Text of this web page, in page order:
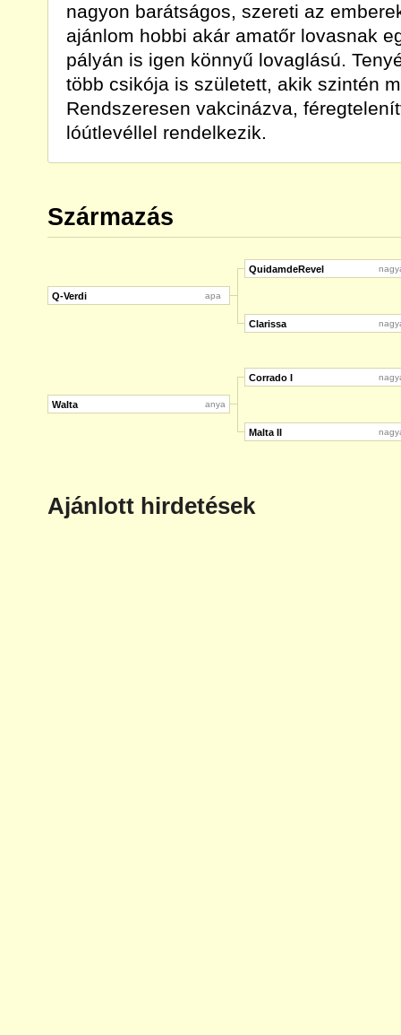
nagyon barátságos, szereti az
ajánlom hobbi akár amatőr lovasnak
pályán is igen könnyű lovaglású.
több csikója is született, akik szintén
Rendszeresen vakcinázva,
lóútlevéllel rendelkezik.
Származás
Q-Verdi apa
Walta anya
QuidamdeRevel
Clarissa
Corrado I
Malta II
Ajánlott hirdetések